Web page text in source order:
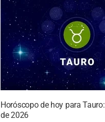
Horóscopo de hoy para
de 2026